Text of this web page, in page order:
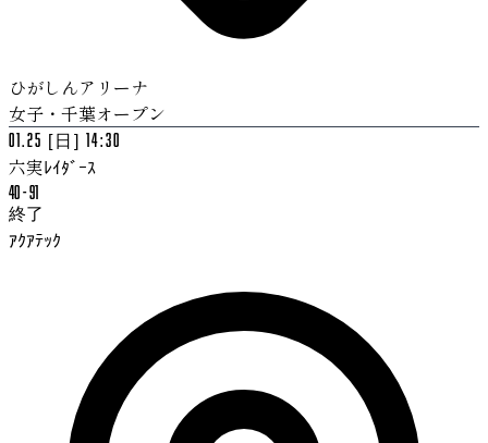
ひがしんアリーナ
女子・千葉オープン
01.25 [日] 14:30
六実ﾚｲﾀﾞｰｽ
40-91
終了
ｱｸｱﾃｯｸ